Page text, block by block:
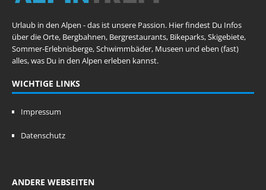
Urlaub in den Alpen - das ist unsere Passion. Hier findest Du Infos
über die Orte, Bergbahnen, Bergrestaurants, Bikeparks, Skigebiete,
Sommer-Erlebnisberge, Schwimmbäder, Museen und eben (fast)
alles, was Du in den Alpen erleben kannst.
WICHTIGE LINKS
Impressum
Datenschutz
ANDERE WEBSEITEN